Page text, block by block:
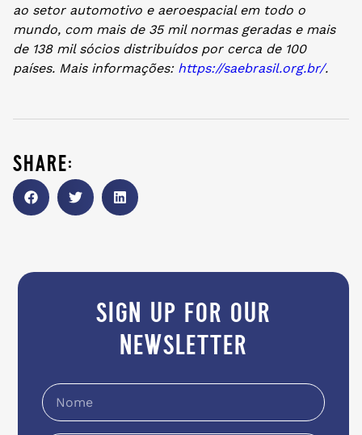
ao setor automotivo e aeroespacial em todo o
mundo, com mais de 35 mil normas geradas e mais
de 138 mil sócios distribuídos por cerca de 100
países. Mais informações: https://saebrasil.org.br/.
share:
sign up for our
newsletter